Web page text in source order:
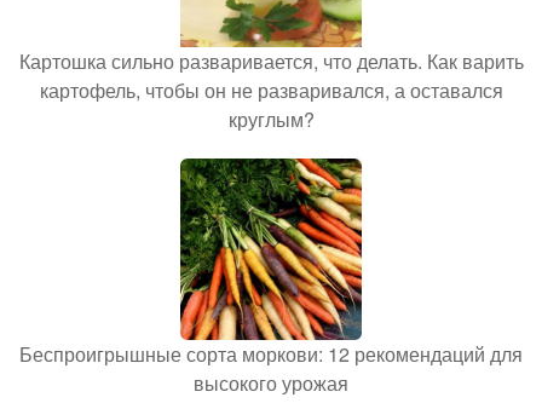
Картошка сильно разваривается, что делать. Как варить
картофель, чтобы он не разваривался, а оставался
круглым?
Беспроигрышные сорта моркови: 12 рекомендаций для
высокого урожая